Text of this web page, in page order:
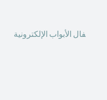
فال الأبواب الإلكترونية